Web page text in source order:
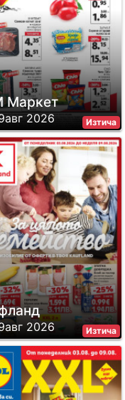
Изтича
Маркет
2026
Изтича
2026